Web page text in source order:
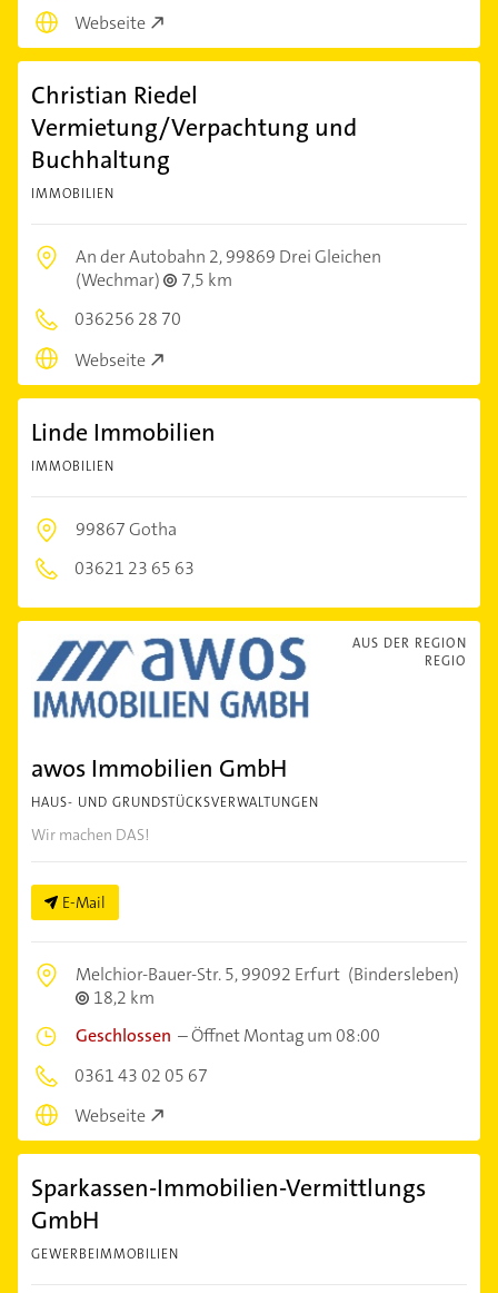
Webseite
Christian Riedel
Vermietung/Verpachtung und
Buchhaltung
IMMOBILIEN
An der Autobahn 2,99869 Drei Gleichen
(Wechmar)
7,5 km
036256 28 70
Webseite
Linde Immobilien
IMMOBILIEN
99867 Gotha
03621 23 65 63
AUS DER REGION
REGIO
awos Immobilien GmbH
HAUS- UND GRUNDSTÜCKSVERWALTUNGEN
Wir machen DAS!
E-Mail
Melchior-Bauer-Str. 5,99092 Erfurt (Bindersleben)
18,2 km
Geschlossen –Öffnet Montag um 08:00
0361 43 02 05 67
Webseite
Sparkassen-Immobilien-Vermittlungs
GmbH
GEWERBEIMMOBILIEN